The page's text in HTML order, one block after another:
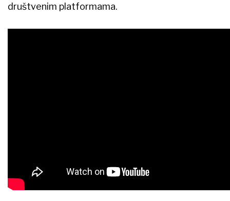
društvenim platformama.